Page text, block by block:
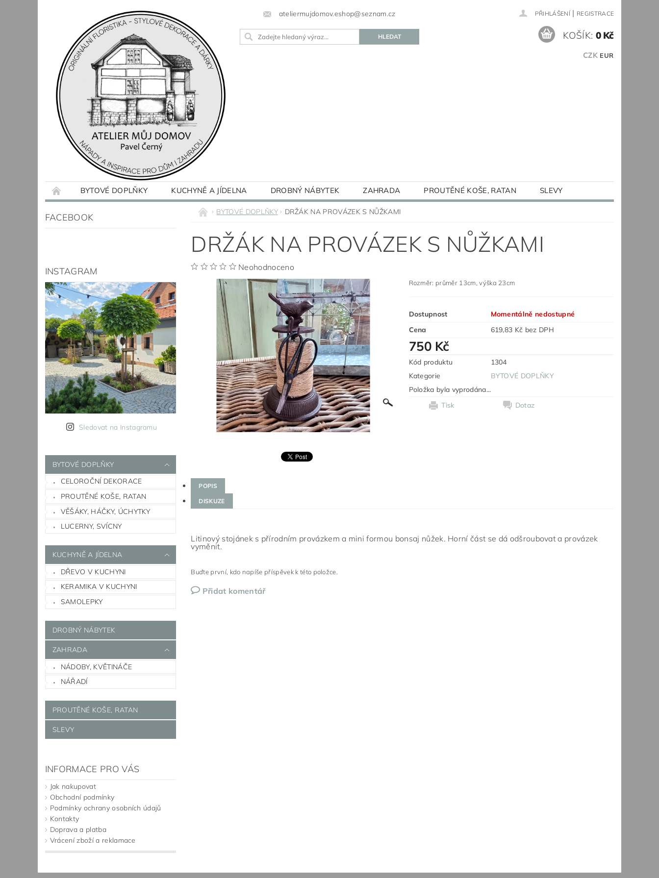
ateliermujdomov.eshop@seznam.cz PŘIHLÁŠENÍ | REGISTRACE
CZK EUR
KOŠÍK: 0 Kč
BYTOVÉ DOPLŇKY KUCHYNĚ A JÍDELNA DROBNÝ NÁBYTEK ZAHRADA PROUTĚNÉ KOŠE, RATAN
SLEVY
KONTAKTY BLOG
FACEBOOK
INSTAGRAM
Sledovat na Instagramu
BYTOVÉ DOPLŇKY
CELOROČNÍ DEKORACE
PROUTĚNÉ KOŠE, RATAN
VĚŠÁKY, HÁČKY, ÚCHYTKY
LUCERNY, SVÍCNY
KUCHYNĚ A JÍDELNA
DŘEVO V KUCHYNI
KERAMIKA V KUCHYNI
SAMOLEPKY
DROBNÝ NÁBYTEK
ZAHRADA
NÁDOBY, KVĚTINÁČE
NÁŘADÍ
PROUTĚNÉ KOŠE, RATAN
SLEVY
INFORMACE PRO VÁS
Jak nakupovat
Obchodní podmínky
Podmínky ochrany osobních údajů
Kontakty
Doprava a platba
Vrácení zboží a reklamace
BYTOVÉ DOPLŇKY DRŽÁK NA PROVÁZEK S NŮŽKAMI
DRŽÁK NA PROVÁZEK S NŮŽKAMI
Neohodnoceno
Rozměr: průměr 13cm, výška 23cm
Dostupnost
Momentálně nedostupné
Cena
619,83 Kč bez DPH
750 Kč
Kód produktu
1304
Kategorie
BYTOVÉ DOPLŇKY
Položka byla vyprodána...
Tisk
Dotaz
POPIS
DISKUZE
Litinový stojánek s přírodním provázkem a mini formou bonsaj nůžek. Horní část se dá odšroubovat a provázek
vyměnit.
Buďte první, kdo napíše příspěvek k této položce.
Přidat komentář